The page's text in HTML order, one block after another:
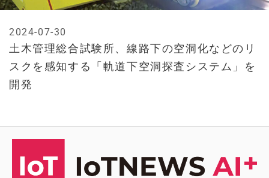
土木管理総合試験所、線路下の空洞化などのリ
スクを感知する「軌道下空洞探査システム」を
開発
2024-07-30